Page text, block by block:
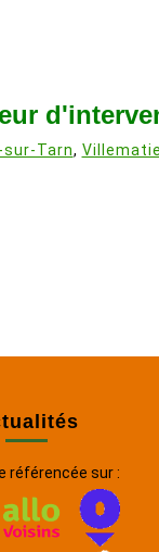
Tarn,
référencée sur :